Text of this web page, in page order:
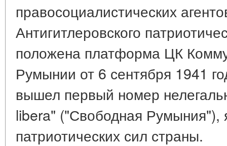
правосоциалистических
Антигитлеровского
положена платформа ЦК
Румынии от 6 сентября 1941
вышел первый номер
libera" ("Свободная Румыния"),
патриотических сил страны.